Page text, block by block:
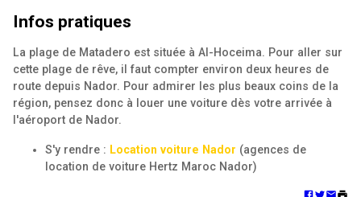
Infos pratiques
La plage de Matadero est située à Al-Hoceima. Pour aller sur
cette plage de rêve, il faut compter environ deux heures de
route depuis Nador. Pour admirer les plus beaux coins de la
région, pensez donc à louer une voiture dès votre arrivée à
l'aéroport de Nador.
S'y rendre : Location voiture Nador (agences de
location de voiture Hertz Maroc Nador)